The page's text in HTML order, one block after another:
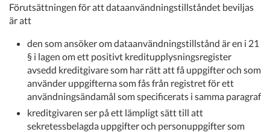
Förutsättningen för att dataanvändningstillståndet beviljas
är att
den som ansöker om dataanvändningstillstånd är en i 21
§ i lagen om ett positivt kreditupplysningsregister
avsedd kreditgivare som har rätt att få uppgifter och som
använder uppgifterna som fås från registret för ett
användningsändamål som specificerats i samma paragraf
kreditgivaren ser på ett lämpligt sätt till att
sekretessbelagda uppgifter och personuppgifter som